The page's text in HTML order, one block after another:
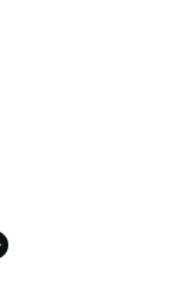
de $165.00 à